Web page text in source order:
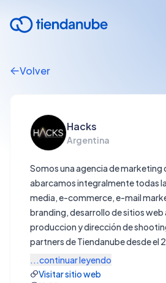
Volver
Hacks
Argentina
Somos una agencia de marketing
abarcamos integralmente todas
media, e-commerce, e-mail
branding, desarrollo de sitios web
produccion y dirección de
partners de Tiendanube desde el
desarrollamos mas de 100 sitios en
conjunto. Contactanos!
...continuar leyendo
Visitar sitio web